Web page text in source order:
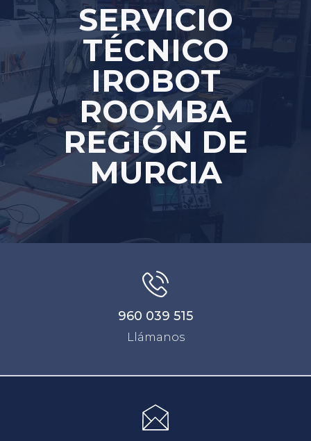
SERVICIO
TÉCNICO
IROBOT
ROOMBA
REGIÓN DE
MURCIA
960 039 515
Llámanos